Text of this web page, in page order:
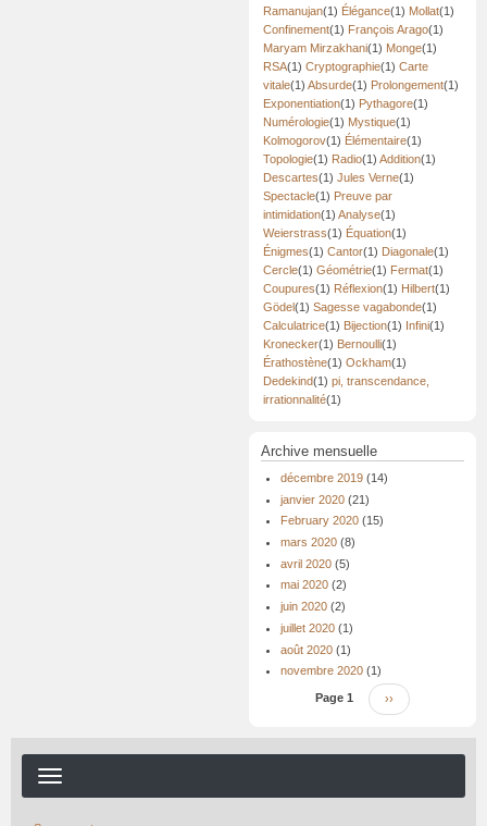
Ramanujan(1) Élégance(1) Mollat(1)
Confinement(1) François Arago(1)
Maryam Mirzakhani(1) Monge(1)
RSA(1) Cryptographie(1) Carte
vitale(1) Absurde(1) Prolongement(1)
Exponentiation(1) Pythagore(1)
Numérologie(1) Mystique(1)
Kolmogorov(1) Élémentaire(1)
Topologie(1) Radio(1) Addition(1)
Descartes(1) Jules Verne(1)
Spectacle(1) Preuve par
intimidation(1) Analyse(1)
Weierstrass(1) Équation(1)
Énigmes(1) Cantor(1) Diagonale(1)
Cercle(1) Géométrie(1) Fermat(1)
Coupures(1) Réflexion(1) Hilbert(1)
Gödel(1) Sagesse vagabonde(1)
Calculatrice(1) Bijection(1) Infini(1)
Kronecker(1) Bernoulli(1)
Érathostène(1) Ockham(1)
Dedekind(1) pi, transcendance,
irrationnalité(1)
Archive mensuelle
décembre 2019 (14)
janvier 2020 (21)
February 2020 (15)
mars 2020 (8)
avril 2020 (5)
mai 2020 (2)
juin 2020 (2)
juillet 2020 (1)
août 2020 (1)
novembre 2020 (1)
PaginationPage 1
Page
suivante
››